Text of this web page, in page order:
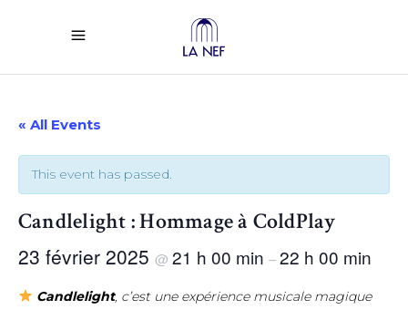
« All Events
This event has passed.
Candlelight : Hommage à ColdPlay
23 février 2025 @ 21 h 00 min –22 h 00 min
Candlelight, c’est une expérience musicale magique